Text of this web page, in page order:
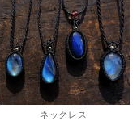
ネックレス